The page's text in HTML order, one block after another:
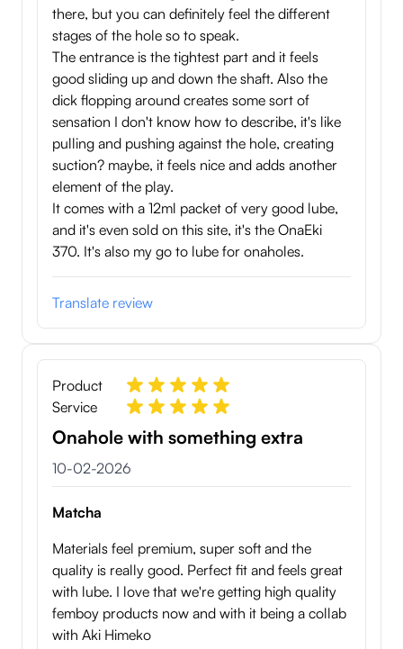
there, but you can definitely feel the different
stages of the hole so to speak.
The entrance is the tightest part and it feels
good sliding up and down the shaft. Also the
dick flopping around creates some sort of
sensation I don't know how to describe, it's like
pulling and pushing against the hole, creating
suction? maybe, it feels nice and adds another
element of the play.
It comes with a 12ml packet of very good lube,
and it's even sold on this site, it's the OnaEki
370. It's also my go to lube for onaholes.
Translate review
Product
Service
Onahole with something extra
10 februari 2026
10-02-2026
Matcha
Materials feel premium, super soft and the
quality is really good. Perfect fit and feels great
with lube. I love that we're getting high quality
femboy products now and with it being a collab
with Aki Himeko